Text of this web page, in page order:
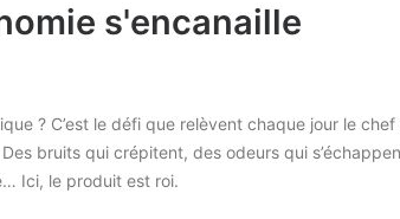
s'encanaille
? C’est le défi que relèvent chaque jour le
bruits qui crépitent, des odeurs qui
Ici, le produit est roi.